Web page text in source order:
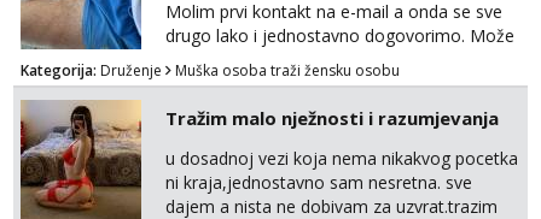
analnih čepova raznih vel...
Molim prvi kontakt na e-mail a onda se sve
drugo lako i jednostavno dogovorimo. Može
sve u krugu od 100 km oko Zagreba
Kategorija: Druženje Muška osoba traži žensku osobu
Tražim malo nježnosti i razumjevanja
u dosadnoj vezi koja nema nikakvog pocetka
ni kraja,jednostavno sam nesretna. sve
dajem a nista ne dobivam za uzvrat.trazim